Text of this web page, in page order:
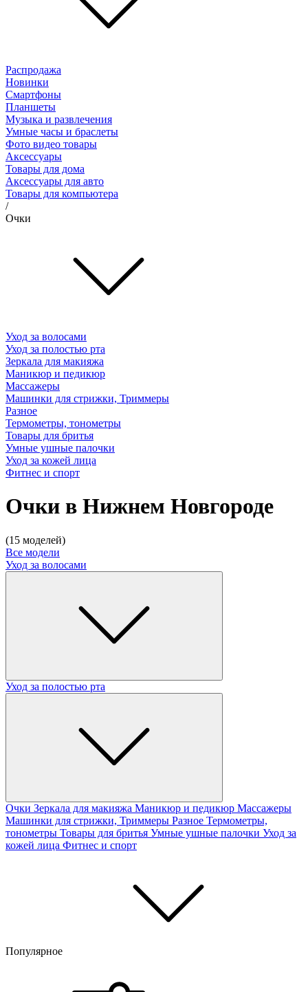
Распродажа
Новинки
Смартфоны
Планшеты
Музыка и развлечения
Умные часы и браслеты
Фото видео товары
Аксессуары
Товары для дома
Аксессуары для авто
Товары для компьютера
/
Очки
Уход за волосами
Уход за полостью рта
Зеркала для макияжа
Маникюр и педикюр
Массажеры
Машинки для стрижки, Триммеры
Разное
Термометры, тонометры
Товары для бритья
Умные ушные палочки
Уход за кожей лица
Фитнес и спорт
Очки в Нижнем Новгороде
(15 моделей)
Все модели
Уход за волосами
Уход за полостью рта
Очки Зеркала для макияжа Маникюр и педикюр Массажеры
Машинки для стрижки, Триммеры Разное Термометры,
тонометры Товары для бритья Умные ушные палочки Уход за
кожей лица Фитнес и спорт
Популярное